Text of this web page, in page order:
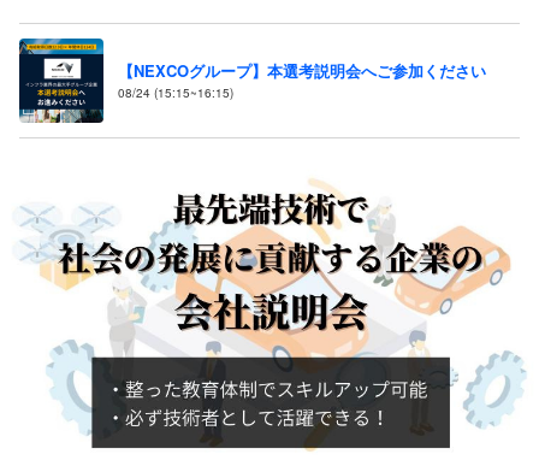
【NEXCOグループ】本選考説明会へご参加ください
08/24 (15:15~16:15)